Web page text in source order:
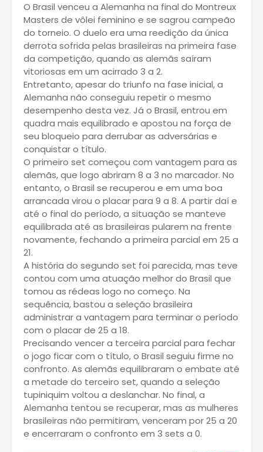
O Brasil venceu a Alemanha na final do Montreux
Masters de vôlei feminino e se sagrou campeão
do torneio. O duelo era uma reedição da única
derrota sofrida pelas brasileiras na primeira fase
da competição, quando as alemãs saíram
vitoriosas em um acirrado 3 a 2.
Entretanto, apesar do triunfo na fase inicial, a
Alemanha não conseguiu repetir o mesmo
desempenho desta vez. Já o Brasil, entrou em
quadra mais equilibrado e apostou na força de
seu bloqueio para derrubar as adversárias e
conquistar o título.
O primeiro set começou com vantagem para as
alemãs, que logo abriram 8 a 3 no marcador. No
entanto, o Brasil se recuperou e em uma boa
arrancada virou o placar para 9 a 8. A partir daí e
até o final do período, a situação se manteve
equilibrada até as brasileiras pularem na frente
novamente, fechando a primeira parcial em 25 a
21.
A história do segundo set foi parecida, mas teve
contou com uma atuação melhor do Brasil que
tomou as rédeas logo no começo. Na
sequência, bastou a seleção brasileira
administrar a vantagem para terminar o período
com o placar de 25 a 18.
Precisando vencer a terceira parcial para fechar
o jogo ficar com o título, o Brasil seguiu firme no
confronto. As alemãs equilibraram o embate até
a metade do terceiro set, quando a seleção
tupiniquim voltou a deslanchar. No final, a
Alemanha tentou se recuperar, mas as mulheres
brasileiras não permitiram, venceram por 25 a 20
e encerraram o confronto em 3 sets a 0.